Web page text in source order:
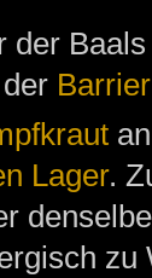
der
Lager.
zu